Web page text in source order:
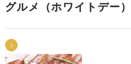
グルメ（ホワイトデー
1